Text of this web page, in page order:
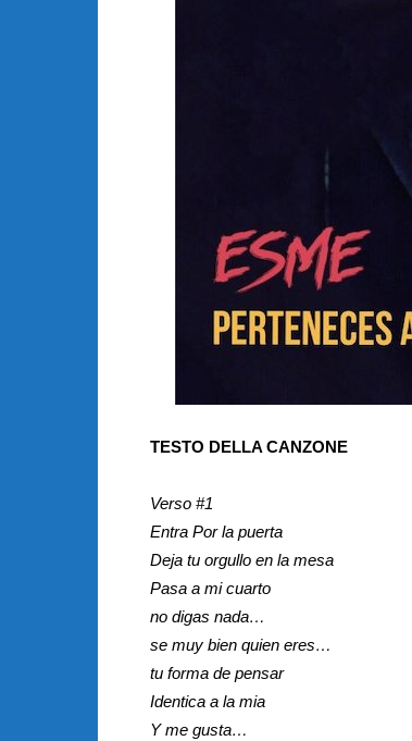
TESTO DELLA CANZONE
Verso #1
Entra Por la puerta
Deja tu orgullo en la mesa
Pasa a mi cuarto
no digas nada…
se muy bien quien eres…
tu forma de pensar
Identica a la mia
Y me gusta…